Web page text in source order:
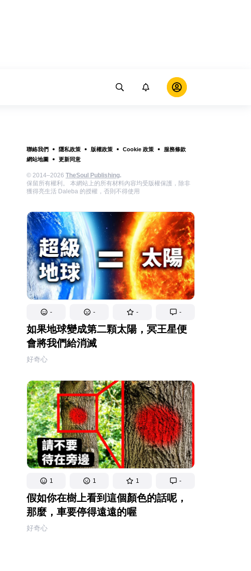
聯絡我們 隱私政策 版權政策 Cookie 政策
服務條款
網站地圖
更新同意
© 2014–2026 TheSoul Publishing.
保留所有權利。 本網站上的所有材料內容均受版權保護，除非
獲得亮生活 Daleba 的授權，否則不得使用
- - - -
如果地球變成第二顆太陽，冥王星便
會將我們給消滅
好奇心
1 1 1 -
假如你在樹上看到這個顏色的話呢，
那麼，車要停得遠遠的喔
好奇心